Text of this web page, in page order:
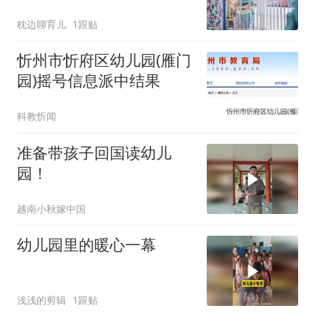
枕边聊育儿 1跟贴
忻州市忻府区幼儿园(雁门
园)摇号信息派中结果
科教忻闻
准备带孩子回国读幼儿
园！
越南小秋嫁中国
幼儿园里的暖心一幕
浅浅的剪辑 1跟贴